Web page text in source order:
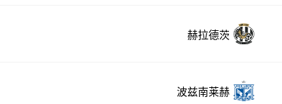
赫拉德茨
波兹南莱赫